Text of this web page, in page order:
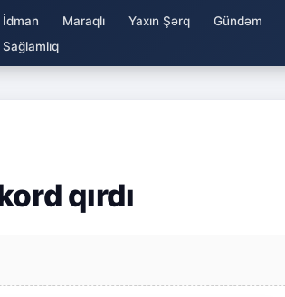
İdman Maraqlı Yaxın Şərq Gündəm
Sağlamlıq
qırdı